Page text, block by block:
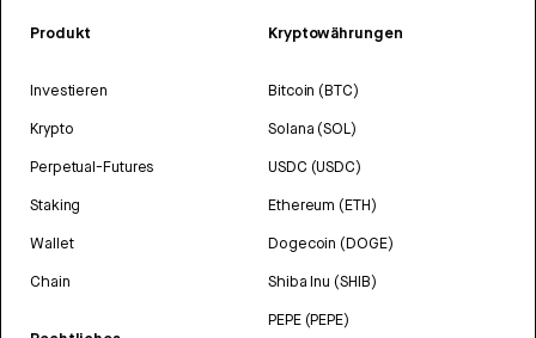
Produkt
Investieren
Krypto
Perpetual-Futures
Staking
Wallet
Chain
Kryptowährungen
Bitcoin (BTC)
Solana (SOL)
USDC (USDC)
Ethereum (ETH)
Dogecoin (DOGE)
Shiba Inu (SHIB)
PEPE (PEPE)